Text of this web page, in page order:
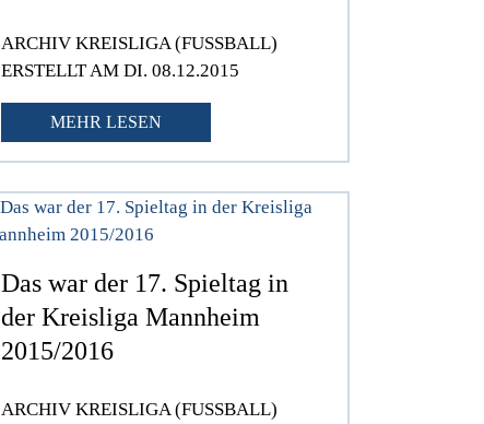
ARCHIV KREISLIGA (FUSSBALL)
ERSTELLT AM DI. 08.12.2015
MEHR LESEN
Das war der 17. Spieltag in
der Kreisliga Mannheim
2015/2016
ARCHIV KREISLIGA (FUSSBALL)